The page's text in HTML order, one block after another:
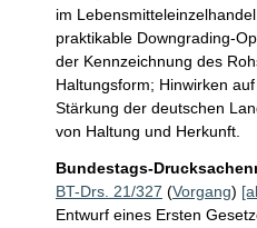
im
praktikable Downgrading-
der Kennzeichnung des
Haltungsform; Hinwirken
Stärkung der deutschen
von Haltung und Herkunft.
Bundestags-
BT-Drs. 21/327 (Vorgang)
Entwurf eines Ersten